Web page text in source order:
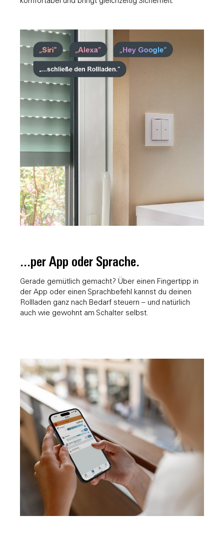
...per App oder Sprache.
Gerade gemütlich gemacht? Über einen Fingertipp in
der App oder einen Sprachbefehl kannst du deinen
Rollladen ganz nach Bedarf steuern – und natürlich
auch wie gewohnt am Schalter selbst.